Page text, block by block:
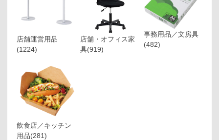
店舗運営用品
(1224)
店舗・オフィス家
具(919)
事務用品／文房具
(482)
飲食店／キッチン
用品(281)